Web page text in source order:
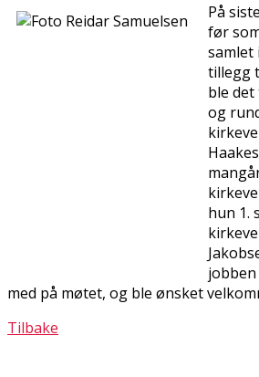
På
før
samlet
tillegg
ble
og
hun 1.
med på møtet, og ble ønsket
Tilbake